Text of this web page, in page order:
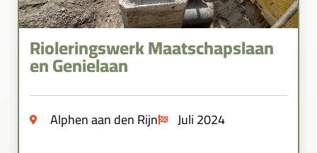
Rioleringswerk Maatschapslaan
en Genielaan
Alphen aan den Rijn Juli 2024